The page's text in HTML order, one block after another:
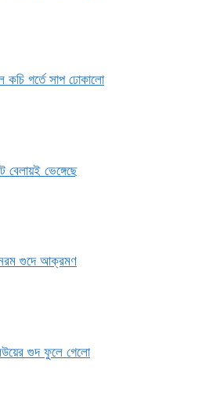
কচি গর্তে সাপ ঢোকালো
ভেঙ্গেছে
গুদে আক্রমণ
গুদ ফুলে গেলো